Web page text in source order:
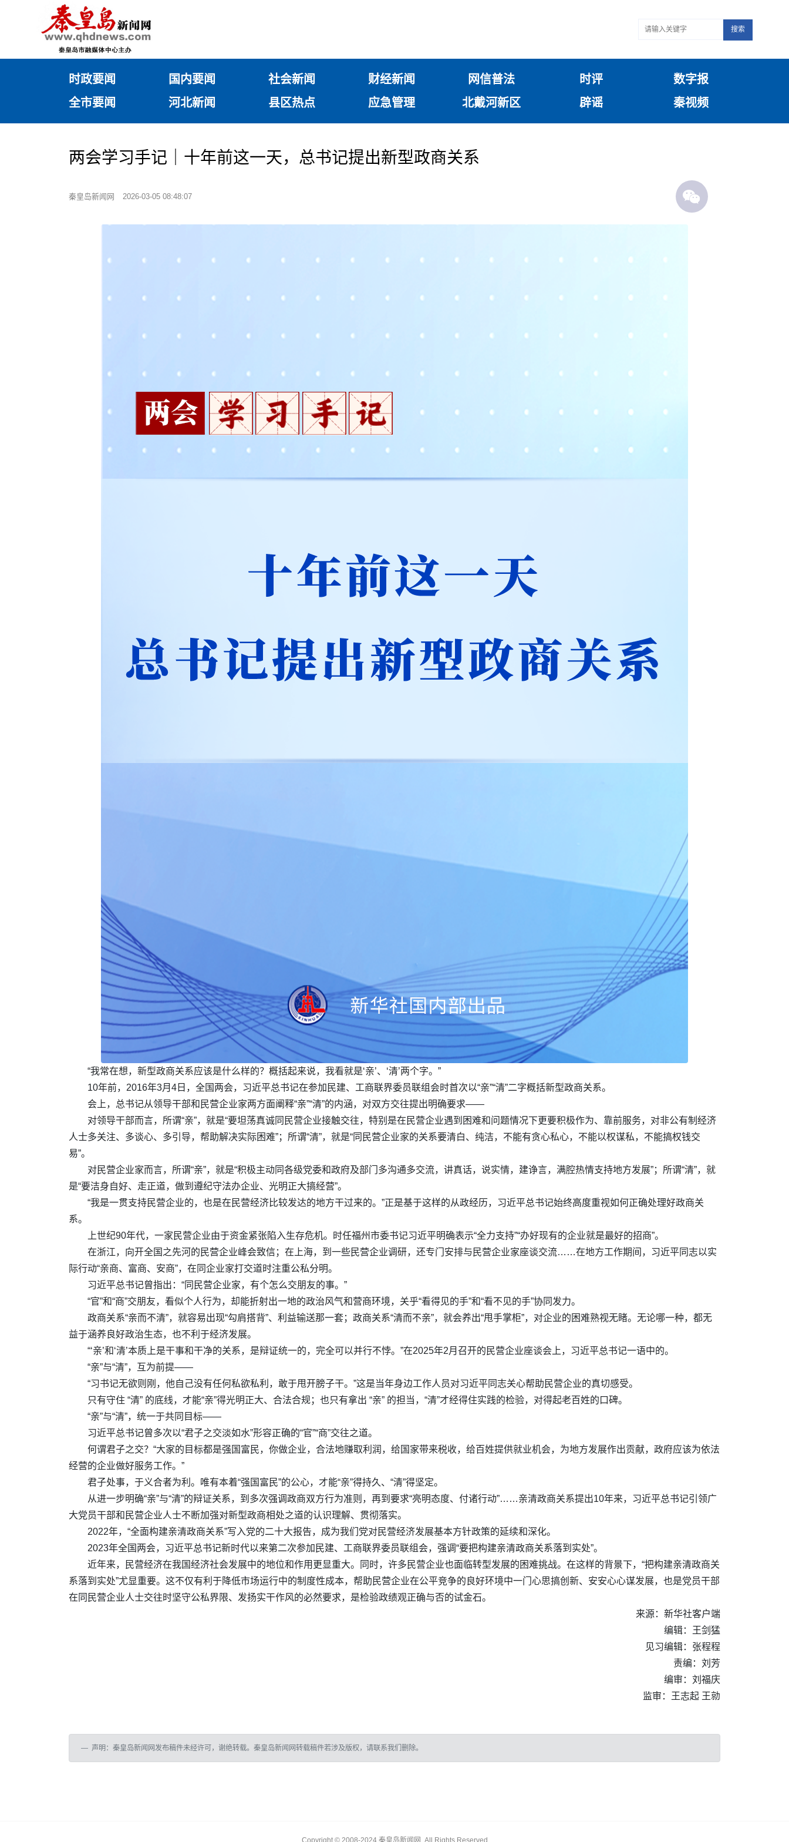
搜索
时政要闻 国内要闻 社会新闻 财经新闻 网信普法 时评
数字报
全市要闻
河北新闻 县区热点 应急管理 北戴河新区 辟谣 秦视频
两会学习手记｜十年前这一天，总书记提出新型政商关系
秦皇岛新闻网 2026-03-05 08:48:07
“我常在想，新型政商关系应该是什么样的？概括起来说，我看就是‘亲’、‘清’两个字。”
10年前，2016年3月4日，全国两会，习近平总书记在参加民建、工商联界委员联组会时首次以“亲”“清”二字概括新型政商关系。
会上，总书记从领导干部和民营企业家两方面阐释“亲”“清”的内涵，对双方交往提出明确要求——
对领导干部而言，所谓“亲”，就是“要坦荡真诚同民营企业接触交往，特别是在民营企业遇到困难和问题情况下更要积极作为、靠前服务，对非公有制经济
人士多关注、多谈心、多引导，帮助解决实际困难”；所谓“清”，就是“同民营企业家的关系要清白、纯洁，不能有贪心私心，不能以权谋私，不能搞权钱交
易”。
对民营企业家而言，所谓“亲”，就是“积极主动同各级党委和政府及部门多沟通多交流，讲真话，说实情，建诤言，满腔热情支持地方发展”；所谓“清”，就
是“要洁身自好、走正道，做到遵纪守法办企业、光明正大搞经营”。
“我是一贯支持民营企业的，也是在民营经济比较发达的地方干过来的。”正是基于这样的从政经历，习近平总书记始终高度重视如何正确处理好政商关
系。
上世纪90年代，一家民营企业由于资金紧张陷入生存危机。时任福州市委书记习近平明确表示“全力支持”“办好现有的企业就是最好的招商”。
在浙江，向开全国之先河的民营企业峰会致信；在上海，到一些民营企业调研，还专门安排与民营企业家座谈交流……在地方工作期间，习近平同志以实
际行动“亲商、富商、安商”，在同企业家打交道时注重公私分明。
习近平总书记曾指出：“同民营企业家，有个怎么交朋友的事。”
“官”和“商”交朋友，看似个人行为，却能折射出一地的政治风气和营商环境，关乎“看得见的手”和“看不见的手”协同发力。
政商关系“亲而不清”，就容易出现“勾肩搭背”、利益输送那一套；政商关系“清而不亲”，就会养出“甩手掌柜”，对企业的困难熟视无睹。无论哪一种，都无
益于涵养良好政治生态，也不利于经济发展。
“‘亲’和‘清’本质上是干事和干净的关系，是辩证统一的，完全可以并行不悖。”在2025年2月召开的民营企业座谈会上，习近平总书记一语中的。
“亲”与“清”，互为前提——
“习书记无欲则刚，他自己没有任何私欲私利，敢于甩开膀子干。”这是当年身边工作人员对习近平同志关心帮助民营企业的真切感受。
只有守住 “清” 的底线，才能“亲”得光明正大、合法合规；也只有拿出 “亲” 的担当，“清”才经得住实践的检验，对得起老百姓的口碑。
“亲”与“清”，统一于共同目标——
习近平总书记曾多次以“君子之交淡如水”形容正确的“官”“商”交往之道。
何谓君子之交？“大家的目标都是强国富民，你做企业，合法地赚取利润，给国家带来税收，给百姓提供就业机会，为地方发展作出贡献，政府应该为依法
经营的企业做好服务工作。”
君子处事，于义合者为利。唯有本着“强国富民”的公心，才能“亲”得持久、“清”得坚定。
从进一步明确“亲”与“清”的辩证关系，到多次强调政商双方行为准则，再到要求“亮明态度、付诸行动”……亲清政商关系提出10年来，习近平总书记引领广
大党员干部和民营企业人士不断加强对新型政商相处之道的认识理解、贯彻落实。
2022年，“全面构建亲清政商关系”写入党的二十大报告，成为我们党对民营经济发展基本方针政策的延续和深化。
2023年全国两会，习近平总书记新时代以来第二次参加民建、工商联界委员联组会，强调“要把构建亲清政商关系落到实处”。
近年来，民营经济在我国经济社会发展中的地位和作用更显重大。同时，许多民营企业也面临转型发展的困难挑战。在这样的背景下，“把构建亲清政商关
系落到实处”尤显重要。这不仅有利于降低市场运行中的制度性成本，帮助民营企业在公平竞争的良好环境中一门心思搞创新、安安心心谋发展，也是党员干部
在同民营企业人士交往时坚守公私界限、发扬实干作风的必然要求，是检验政绩观正确与否的试金石。
来源：新华社客户端
编辑：王剑猛
见习编辑：张程程
责编：刘芳
编审：刘福庆
监审：王志起 王勍
声明：秦皇岛新闻网发布稿件未经许可，谢绝转载。秦皇岛新闻网转载稿件若涉及版权，请联系我们删除。
Copyright © 2008-2024 秦皇岛新闻网, All Rights Reserved